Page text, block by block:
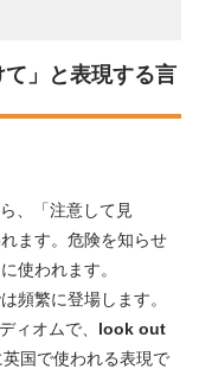
」と表現する言
、「注意して見
ます。危険を知らせ
使われます。
頻繁に登場します。
ィオムで、 look out
国で使われる表現で